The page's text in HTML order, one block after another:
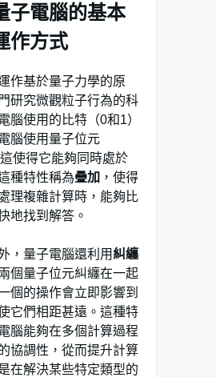
子電腦的基本
作方式
作基於量子力學的原
研究微觀粒子行為的科
腦使用的比特（0和1）
腦使用量子位元
這使得它能夠同時處於
種特性稱為疊加 ，使得
理複雜計算時，能夠比
地找到解答。
，量子電腦還利用 糾纏
個量子位元糾纏在一起
個的操作會立即影響到
它們相距甚遠。這種特
腦能夠在多個計算過程
協調性，從而提升計算
在解決某些特定類型的